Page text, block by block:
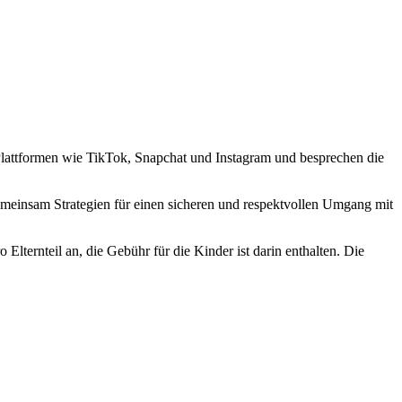
wie TikTok, Snapchat und Instagram und besprechen die
Strategien für einen sicheren und respektvollen Umgang mit
an, die Gebühr für die Kinder ist darin enthalten. Die